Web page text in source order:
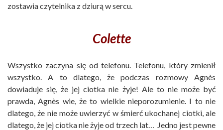
zostawia czytelnika z dziurą w sercu.
Colette
Wszystko zaczyna się od telefonu. Telefonu, który zmienił
wszystko. A to dlatego, że podczas rozmowy Agnès
dowiaduje się, że jej ciotka nie żyje! Ale to nie może być
prawda, Agnès wie, że to wielkie nieporozumienie. I to nie
dlatego, że nie może uwierzyć w śmierć ukochanej ciotki, ale
dlatego, że jej ciotka nie żyje od trzech lat… Jedno jest pewne